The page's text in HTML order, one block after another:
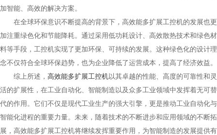
加智能、高效的解决方案。
在全球环保意识不断提高的背景下，高效能多扩展工控机的发展也更
加注重绿色化和节能降耗。通过采用低功耗设计、高效散热技术和绿色材
料等手段，工控机实现了更加环保、可持续的发展。这种绿色化的设计理
念不仅符合全球环保趋势，也为企业降低了运营成本，提高了经济效益。
综上所述， 高效能多扩展工控机以其卓越的性能、高度的可靠性和灵
活的扩展性，在工业自动化、智能制造以及众多工业领域中发挥着无可替
代的作用。它们不仅是现代工业生产的强大引擎，更是推动工业自动化与
智能化进程的重要力量。未来，随着技术的不断进步和应用领域的不断拓
展，高效能多扩展工控机将继续发挥重要作用，为智能制造的发展提供有